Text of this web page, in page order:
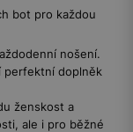
bot pro každou
nošení.
perfektní doplněk
ženskost a
ale i pro běžné